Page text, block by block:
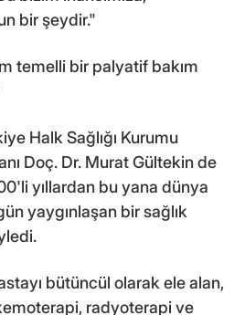
bir şeydir."
temelli bir palyatif bakım
Halk Sağlığı Kurumu
Doç. Dr. Murat Gültekin de
yıllardan bu yana dünya
yaygınlaşan bir sağlık
bütüncül olarak ele alan,
radyoterapi ve